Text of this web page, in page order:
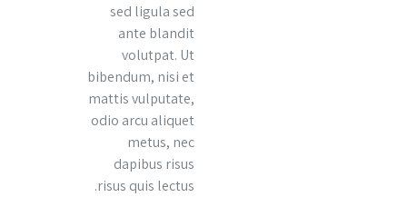
sed ligula sed
ante blandit
volutpat. Ut
bibendum, nisi et
mattis vulputate,
odio arcu aliquet
metus, nec
dapibus risus
risus quis lectus.